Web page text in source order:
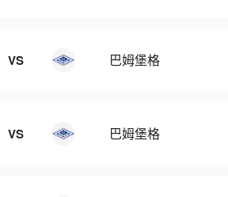
VS 巴姆堡格
VS 巴姆堡格